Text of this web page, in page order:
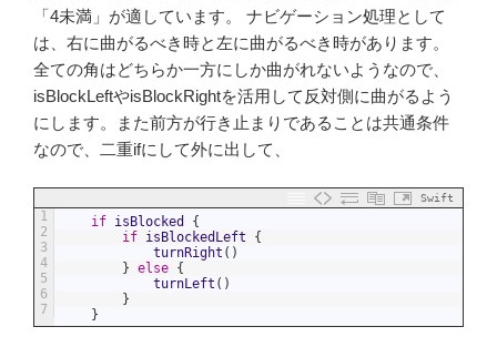
「4未満」が適しています。 ナビゲーション処理として
は、右に曲がるべき時と左に曲がるべき時があります。
全ての角はどちらか一方にしか曲がれないようなので、
isBlockLeftやisBlockRightを活用して反対側に曲がるよう
にします。また前方が行き止まりであることは共通条件
なので、二重ifにして外に出して、
Swift
1
2
3
4
5
6
7
if isBlocked
{
if isBlockedLeft
{
turnRight ( )
} else {
turnLeft ( )
}
}